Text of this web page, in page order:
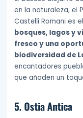
en la naturaleza, el
Castelli Romani es
bosques, lagos y
fresco y una
biodiversidad de
encantadores
que añaden un
5. Ostia Antica